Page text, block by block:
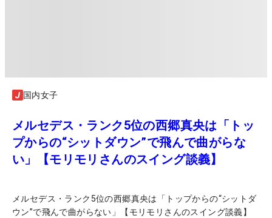
国内女子
メルセデス・ランク5位の西郷真央は「トッ
プからの“シットダウン”で飛んで曲がらな
い」【モリモリさんのスイング談義】
メルセデス・ランク5位の西郷真央は「トップからの“シットダ
ウン”で飛んで曲がらない」【モリモリさんのスイング談義】